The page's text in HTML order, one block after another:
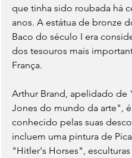
que tinha sido roubada há
anos. A estátua de bronze
Baco do século I era
dos tesouros mais
França.
Arthur Brand, apelidado de
Jones do mundo da arte", é
conhecido pelas suas
incluem uma pintura de
"Hitler's Horses",